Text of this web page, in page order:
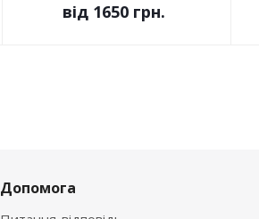
від 1650 грн.
Допомога